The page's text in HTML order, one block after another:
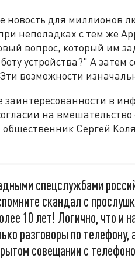
новость для миллионов
неполадках с тем же
вопрос, который им
устройства?" А затем
возможности
заинтересованности в
на
Сергей
спецслужбами
скандал с
10 лет! Логично, что
разговоры по телефону,
совещании с